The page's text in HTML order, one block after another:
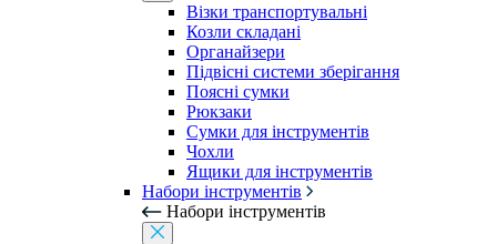
Візки транспортувальні
Козли складані
Органайзери
Підвісні системи зберігання
Поясні сумки
Рюкзаки
Сумки для інструментів
Чохли
Ящики для інструментів
Набори інструментів
Набори інструментів